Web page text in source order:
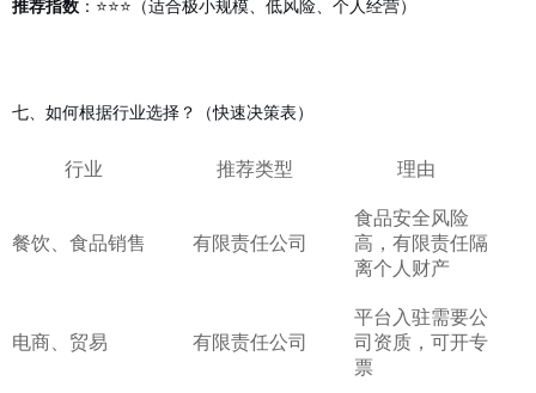
推荐指数 ：⭐⭐⭐（适合极小规模、低风险、个人经营）
七、如何根据行业选择？（快速决策表）
行业 推荐类型 理由
餐饮、食品销售 有限责任公司
食品安全风险
高，有限责任隔
离个人财产
电商、贸易 有限责任公司
平台入驻需要公
司资质，可开专
票